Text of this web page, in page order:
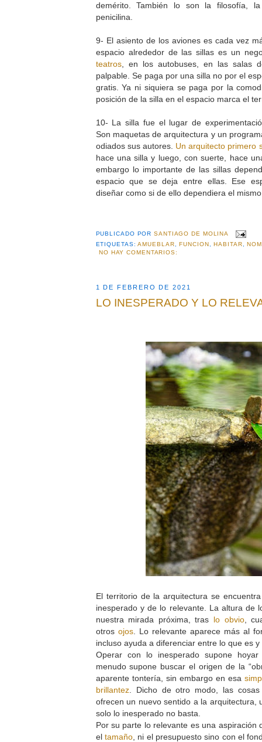
demérito. También lo son la filosofía,
penicilina.
9- El asiento de los aviones es cada vez
espacio alrededor de las sillas es un
teatros, en los autobuses, en las salas
palpable. Se paga por una silla no por el
gratis. Ya ni siquiera se paga por la
posición de la silla en el espacio marca el
10- La silla fue el lugar de
Son maquetas de arquitectura y un
odiados sus autores. Un arquitecto primero
hace una silla y luego, con suerte, hace
embargo lo importante de las sillas
espacio que se deja entre ellas. Ese
diseñar como si de ello dependiera el
PUBLICADO PORSANTIAGO DE MOLINA
ETIQUETAS:AMUEBLAR ,FUNCION ,HABITAR ,
NO HAY COMENTARIOS:
1 DE FEBRERO DE 2021
LO INESPERADO Y LO
El territorio de la arquitectura se
inesperado y de lo relevante. La altura de
nuestra mirada próxima, tras lo obvio,
otros ojos. Lo relevante aparece más al
incluso ayuda a diferenciar entre lo que es
Operar con lo inesperado supone
menudo supone buscar el origen de la
aparente tontería, sin embargo en esa
brillantez. Dicho de otro modo, las
ofrecen un nuevo sentido a la arquitectura,
solo lo inesperado no basta.
Por su parte lo relevante es una aspiración
eltamaño, ni el presupuesto sino con el